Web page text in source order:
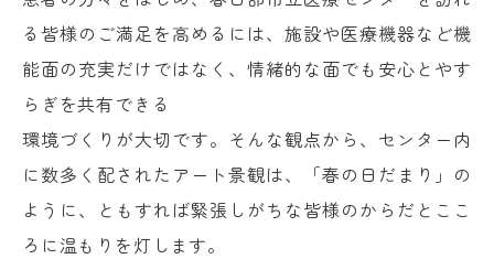
る皆様のご満足を高めるには、施設や医療機器など機
能面の充実だけではなく、情緒的な面でも安心とやす
らぎを共有できる
環境づくりが大切です。そんな観点から、センター内
に数多く配されたアート景観は、「春の日だまり」の
ように、ともすれば緊張しがちな皆様のからだとここ
ろに温もりを灯します。